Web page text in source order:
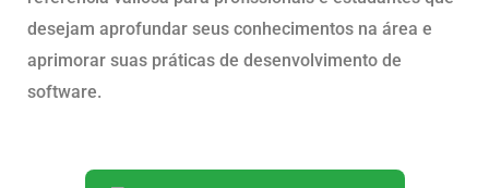
desejam aprofundar seus conhecimentos na área e
aprimorar suas práticas de desenvolvimento de
software.